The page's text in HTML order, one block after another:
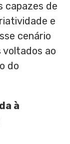
capazes de
e
cenário
voltados ao
do
à